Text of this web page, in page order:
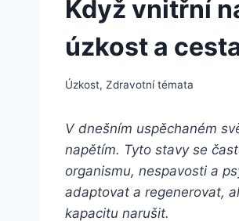
Když vnitřní
úzkost a
Úzkost, Zdravotní témata
V dnešním uspěchaném
napětím. Tyto stavy se
organismu, nespavosti a
adaptovat a regenerovat,
kapacitu narušit.